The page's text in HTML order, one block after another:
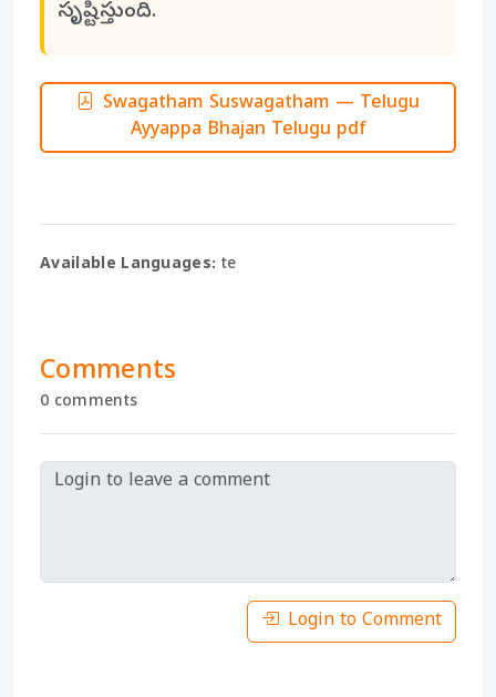
సృష్టిస్తుంది.
Swagatham Suswagatham — Telugu
Ayyappa Bhajan Telugu pdf
Available Languages: te
Comments
0 comments
Login to Comment